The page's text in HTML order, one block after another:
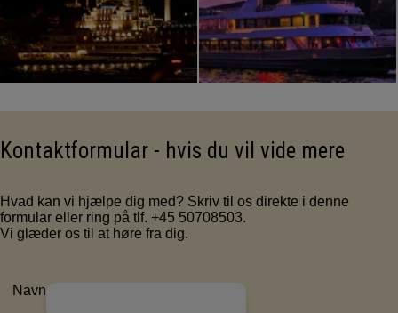
Kontaktformular - hvis du vil vide mere
Hvad kan vi hjælpe dig med? Skriv til os direkte i denne
formular eller ring på tlf. +45 50708503.
Vi glæder os til at høre fra dig.
Navn